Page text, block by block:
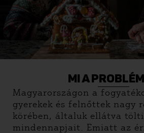
MI A
Magyarországon a
gyerekek és felnőttek nagy
körében, általuk ellátva
mindennapjait. Emiatt az